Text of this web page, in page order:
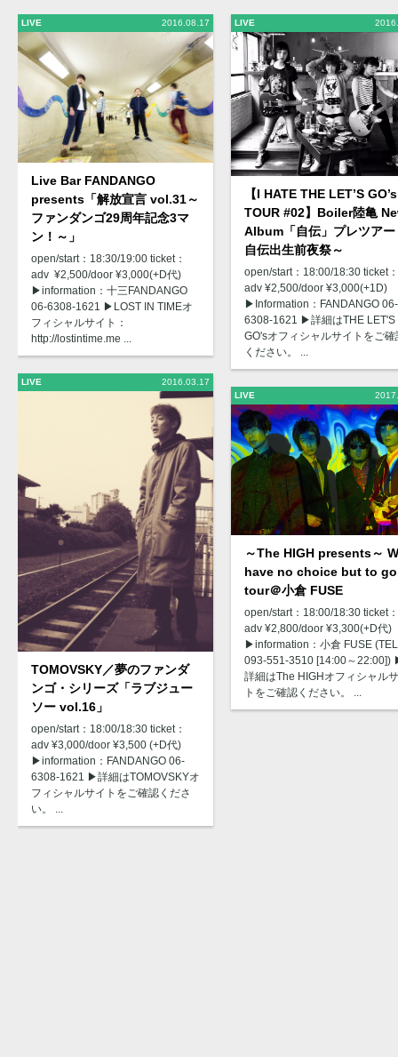
LIVE 2016.08.17
Live Bar FANDANGO
presents「解放宣言 vol.31～
ファンダンゴ29周年記念3マ
ン！～」
open/start：18:30/19:00 ticket：
adv ¥2,500/door ¥3,000(+D代)
▶︎information：十三FANDANGO
06-6308-1621 ▶︎LOST IN TIMEオ
フィシャルサイト：
http://lostintime.me ...
LIVE 2016.03.17
TOMOVSKY／夢のファンダ
ンゴ・シリーズ「ラブジュー
ソー vol.16」
open/start：18:00/18:30 ticket：
adv ¥3,000/door ¥3,500 (+D代)
▶︎information：FANDANGO 06-
6308-1621 ▶︎詳細はTOMOVSKYオ
フィシャルサイトをご確認くださ
い。 ...
LIVE
【I HATE THE LET’S GO’s
TOUR #02】Boiler陸亀
Album「自伝」プレツアー
自伝出生前夜祭～
open/start：18:00/18:30 ticket：
adv ¥2,500/door ¥3,000(+1D)
▶︎Information：FANDANGO 06-
6308-1621 ▶︎詳細はTHE LET'S
GO'sオフィシャルサイトをご確
ください。 ...
LIVE
～The HIGH presents～
have no choice but to go
tour＠小倉 FUSE
open/start：18:00/18:30 ticket：
adv ¥2,800/door ¥3,300(+D代)
▶︎information：小倉 FUSE
093-551-3510 [14:00～22:00])
詳細はThe HIGHオフィシャル
トをご確認ください。 ...